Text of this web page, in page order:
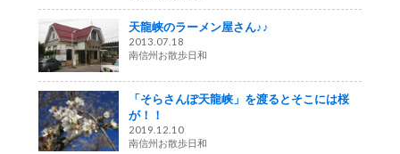
天龍峡のラーメン屋さん♪♪
2013.07.18
南信州お散歩日和
「そらさんぽ天龍峡」を渡るとそこには桜
が！！
2019.12.10
南信州お散歩日和